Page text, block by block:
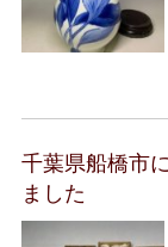
千葉県船橋市
ました